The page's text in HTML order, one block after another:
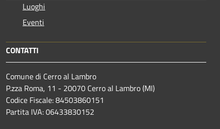
Luoghi
Eventi
CONTATTI
Comune di Cerro al Lambro
P.zza Roma, 11 - 20070 Cerro al Lambro (MI)
Codice Fiscale: 84503860151
Partita IVA: 06433830152